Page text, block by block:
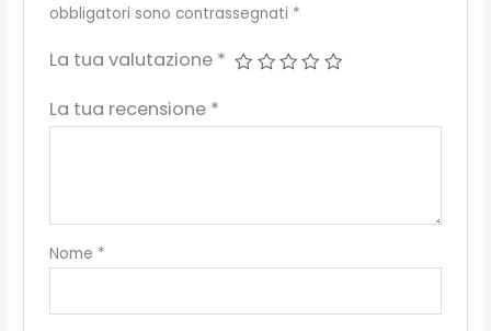
obbligatori sono contrassegnati *
La tua valutazione *
La tua recensione *
Nome *